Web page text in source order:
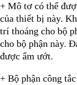
+ Mô tơ có thể
của thiết bị này.
trí thoáng cho bộ
cho bộ phận này.
được ẩm ướt.
+ Bộ phận công